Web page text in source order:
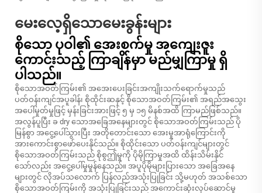
မေးလေ့ရှိသောမေးခွန်းများ
စိုသော ပုဝါ၏ အေးစက်မှု အကျေးဇူး
ကောင်းသည့် ကြာချိန်မှာ မည်မျှကြာမှု ရှိ
ပါသည်။
စိုသောအဝတ်ကြမ်း၏ အအေးပေးခြင်းအကျိုးသက်ရောက်မှုသည်
ပတ်ဝန်းကျင်အပူခါန်၊ စိုထိုင်းဆနှင့် စိုသောအဝတ်ကြမ်း၏ အရည်အသွေး
အပေါ်မှုတ်မှုဖြင့် မှန်းခြင်းအားဖြင့် ၅ မှ ၁၅ မိနစ်အထိ ကြာမည်ဖြစ်သည်။
အလွန်ပူပြီး ခ dry သောအခြေအနေများတွင် စိုသောအဝတ်ကြမ်းသည် ပို
မြန်စွာ အငွေ့ပေါ်သွားပြီး အတိုတောင်းသော အေးမှုအာရုံကြောင်းကို
အားကောင်းစွာဖော်ပေးနိုင်သည်။ စိုထိုင်းသော ပတ်ဝန်းကျင်များတွင်
စိုသောအဝတ်ကြမ်းသည် စိုစွဤမှုကို ပိုမိုကြာမှုအထိ ထိန်းသိမ်းနိုင်
သော်လည်း အငွေ့ပေါ်မှုမှုန်နေသည်။ အပူပိုမိုများပြားသော အခြေအနေ
များတွင် လိုအပ်သလောက် ပြန်လည်အသုံးပြုခြင်း သို့မဟုတ် အသစ်သော
စိုသောအဝတ်ကြမ်းကို အသုံးပြုခြင်းသည် အကောင်းဆုံးလုပ်ဆောင်မှု